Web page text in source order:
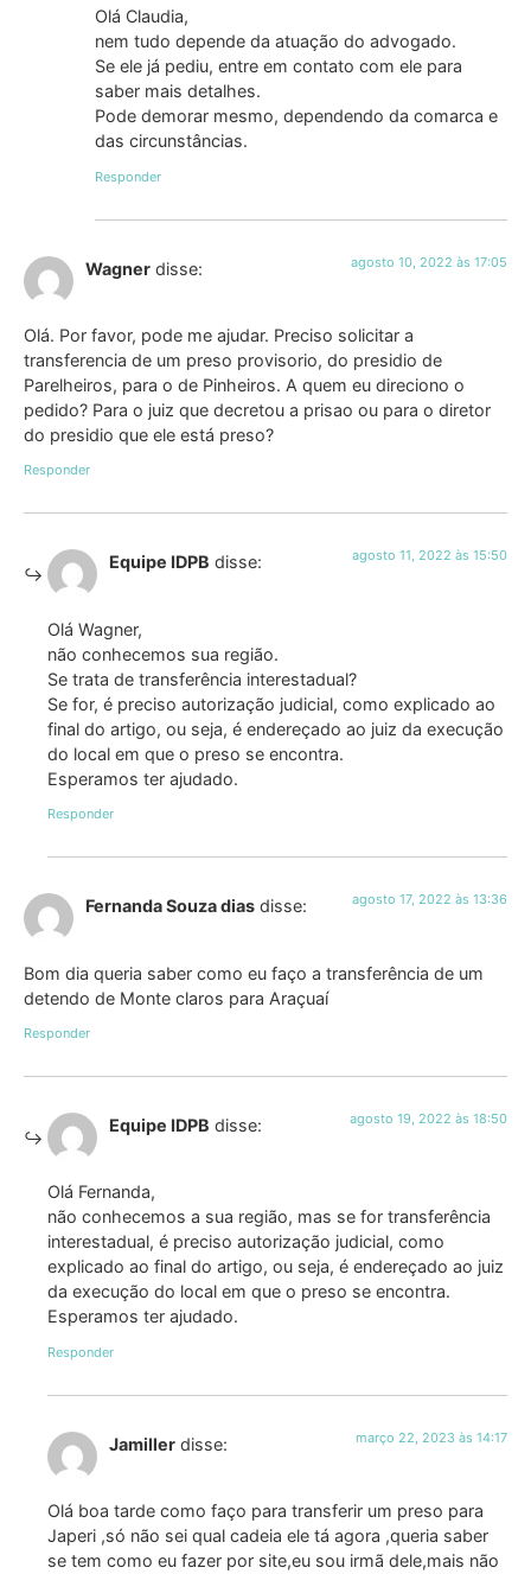
Olá Claudia,
nem tudo depende da atuação do advogado.
Se ele já pediu, entre em contato com ele para
saber mais detalhes.
Pode demorar mesmo, dependendo da comarca e
das circunstâncias.
Responder
Wagner disse: agosto 10, 2022 às 17:05
Olá. Por favor, pode me ajudar. Preciso solicitar a
transferencia de um preso provisorio, do presidio de
Parelheiros, para o de Pinheiros. A quem eu direciono o
pedido? Para o juiz que decretou a prisao ou para o diretor
do presidio que ele está preso?
Responder
Equipe IDPB disse: agosto 11, 2022 às 15:50
Olá Wagner,
não conhecemos sua região.
Se trata de transferência interestadual?
Se for, é preciso autorização judicial, como explicado ao
final do artigo, ou seja, é endereçado ao juiz da execução
do local em que o preso se encontra.
Esperamos ter ajudado.
Responder
Fernanda Souza dias disse: agosto 17, 2022 às 13:36
Bom dia queria saber como eu faço a transferência de um
detendo de Monte claros para Araçuaí
Responder
Equipe IDPB disse: agosto 19, 2022 às 18:50
Olá Fernanda,
não conhecemos a sua região, mas se for transferência
interestadual, é preciso autorização judicial, como
explicado ao final do artigo, ou seja, é endereçado ao juiz
da execução do local em que o preso se encontra.
Esperamos ter ajudado.
Responder
Jamiller disse: março 22, 2023 às 14:17
Olá boa tarde como faço para transferir um preso para
Japeri ,só não sei qual cadeia ele tá agora ,queria saber
se tem como eu fazer por site,eu sou irmã dele,mais não